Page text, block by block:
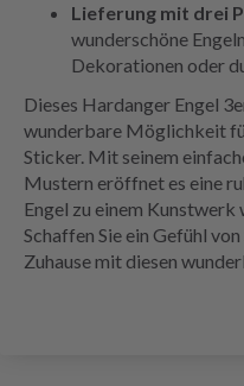
Lieferung mit drei
wunderschöne
Dekorationen oder
Dieses Hardanger Engel
wunderbare Möglichkeit
Sticker. Mit seinem
Mustern eröffnet es eine
Engel zu einem
Schaffen Sie ein Gefühl
Zuhause mit diesen